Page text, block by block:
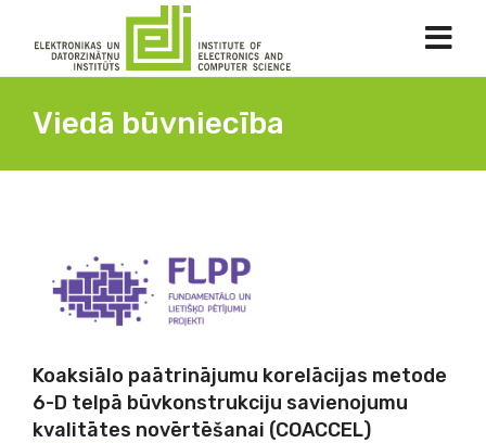
Viedā būvniecība
Koaksiālo paātrinājumu korelācijas metode
6-D telpā būvkonstrukciju savienojumu
kvalitātes novērtēšanai (COACCEL)